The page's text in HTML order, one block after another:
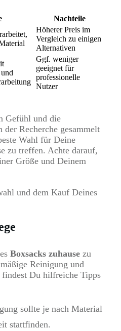
Nachteile
Höherer Preis im
Vergleich zu einigen
Alternativen
Ggf. weniger
geeignet für
professionelle
Nutzer
Gefühl und die
Recherche gesammelt
Wahl für Deine
zu treffen. Achte darauf,
Größe und Deinem
und dem Kauf Deines
Boxsacks zuhause zu
Reinigung und
Du hilfreiche Tipps
sollte je nach Material
stattfinden.